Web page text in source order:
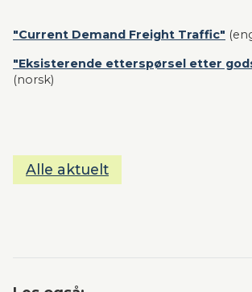
"Current Demand Freight Traffic"
"Eksisterende etterspørsel etter
(norsk)
Alle aktuelt